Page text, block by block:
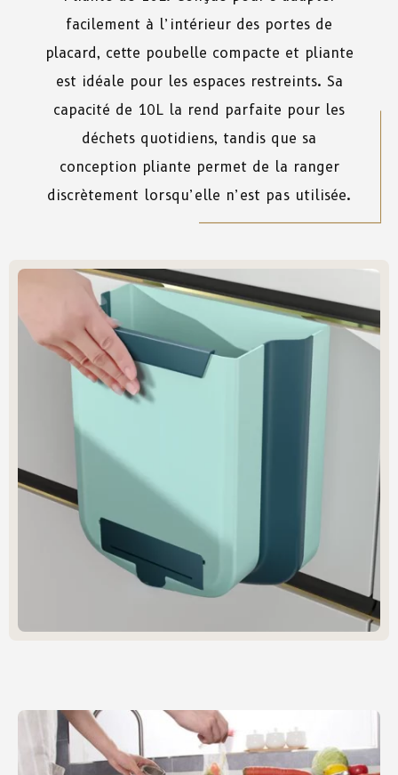
facilement à l’intérieur des portes de
placard, cette poubelle compacte et pliante
est idéale pour les espaces restreints. Sa
capacité de 10L la rend parfaite pour les
déchets quotidiens, tandis que sa
conception pliante permet de la ranger
discrètement lorsqu’elle n’est pas utilisée.